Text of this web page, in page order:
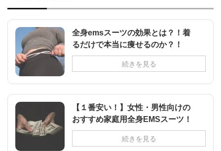
全身emsスーツの効果とは？！着
るだけで本当に痩せるのか？！
続きを見る
【１番安い！】女性・男性向けの
おすすめ家庭用全身EMSスーツ！
続きを見る